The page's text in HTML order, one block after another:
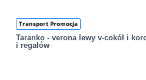
Transport Promocja
Taranko - verona lewy v-cokół i
i regałów